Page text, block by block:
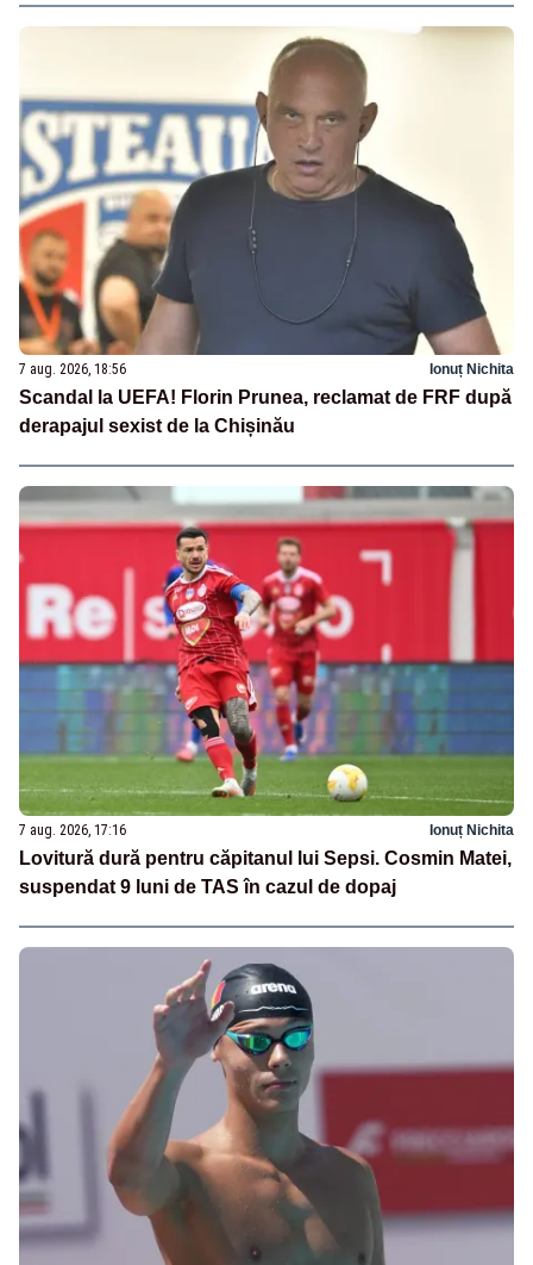
7 aug. 2026, 18:56 Ionuț Nichita
Scandal la UEFA! Florin Prunea, reclamat de FRF după
derapajul sexist de la Chișinău
7 aug. 2026, 17:16 Ionuț Nichita
Lovitură dură pentru căpitanul lui Sepsi. Cosmin Matei,
suspendat 9 luni de TAS în cazul de dopaj